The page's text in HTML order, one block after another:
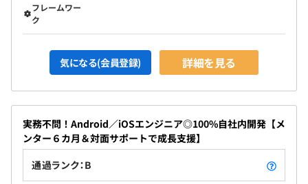
フレームワー
ク
気になる(会員登録) 詳細を見る
実務不問！Android／iOSエンジニア◎100%自社内開発【メ
ンター６カ月＆対面サポートで成長支援】
通過ランク：B